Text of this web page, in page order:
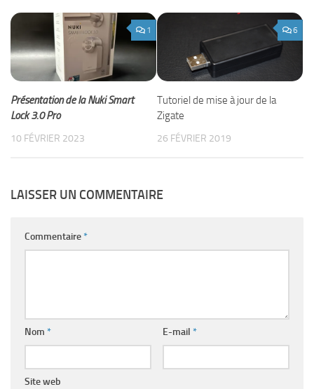
1
Présentation de la Nuki Smart
Lock 3.0 Pro
10 FÉVRIER 2023
6
Tutoriel de mise à jour de la
Zigate
26 FÉVRIER 2019
LAISSER UN COMMENTAIRE
Commentaire*
Nom * E-mail *
Site web